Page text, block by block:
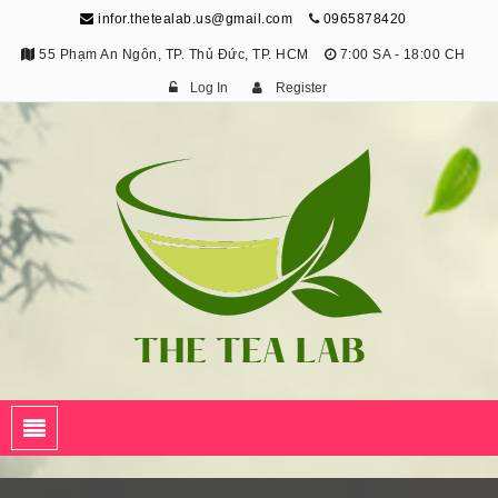
infor.thetealab.us@gmail.com 0965878420
55 Phạm An Ngôn, TP. Thủ Đức, TP. HCM 7:00 SA - 18:00 CH
Log In Register